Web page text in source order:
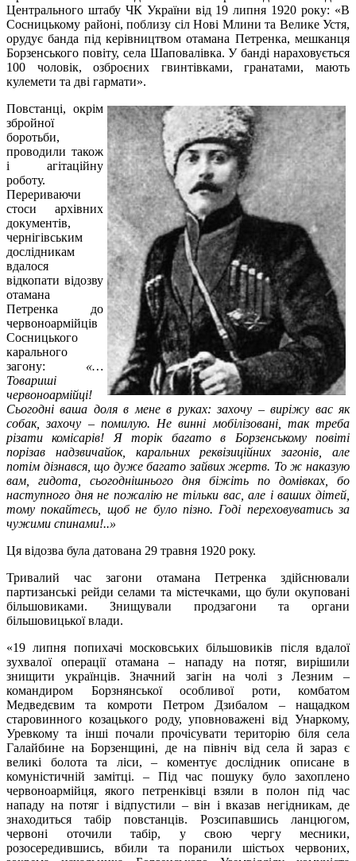
Центрального штабу ЧК України від 19 липня 1920 року: «В
Сосницькому районі, поблизу сіл Нові Млини та Велике Устя,
орудує банда під керівництвом отамана Петренка, мешканця
Борзенського повіту, села Шаповалівка. У банді нараховується
100 чоловік, озброєних гвинтівками, гранатами, мають
кулемети та дві гармати».
Повстанці, окрім
збройної
боротьби,
проводили також
і агітаційну
роботу.
Перериваючи
стоси архівних
документів,
чернігівським
дослідникам
вдалося
відкопати відозву
отамана
Петренка до
червоноармійців
Сосницького
карального
загону: «…
Товариші
червоноармійці!
Сьогодні ваша доля в мене в руках: захочу – виріжу вас як
собак, захочу – помилую. Не винні мобілізовані, так треба
різати комісарів! Я торік багато в Борзенському повіті
порізав надзвичайок, каральних реквізиційних загонів, але
потім дізнався, що дуже багато зайвих жертв. То ж наказую
вам, гидота, сьогоднішнього дня біжіть по домівках, бо
наступного дня не пожалію не тільки вас, але і ваших дітей,
тому покайтесь, щоб не було пізно. Годі переховуватись за
чужими спинами!..»
Ця відозва була датована 29 травня 1920 року.
Тривалий час загони отамана Петренка здійснювали
партизанські рейди селами та містечками, що були окуповані
більшовиками. Знищували продзагони та органи
більшовицької влади.
«19 липня попихачі московських більшовиків після вдалої
зухвалої операції отамана – нападу на потяг, вирішили
знищити українців. Значний загін на чолі з Лезним –
командиром Борзнянської особливої роти, комбатом
Медведєвим та комроти Петром Дзибалом – нащадком
старовинного козацького роду, уповноважені від Унаркому,
Уревкому та інші почали прочісувати територію біля села
Галайбине на Борзенщині, де на північ від села й зараз є
великі болота та ліси, – коментує дослідник описане в
комуністичній замітці. – Під час пошуку було захоплено
червоноармійця, якого петренківці взяли в полон під час
нападу на потяг і відпустили – він і вказав негідникам, де
знаходиться табір повстанців. Розсипавшись ланцюгом,
червоні оточили табір, у свою чергу месники,
розосередившись, вбили та поранили шістьох червоних,